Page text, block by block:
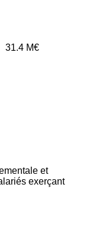
31.4 M€
et
exerçant